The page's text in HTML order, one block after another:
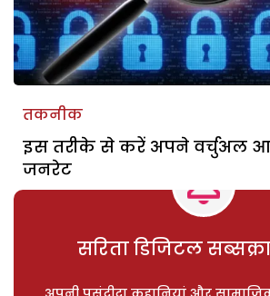
तकनीक
इस तरीके से करें अपने वर्चुअल
जनरेट
सरिता डिजिटल